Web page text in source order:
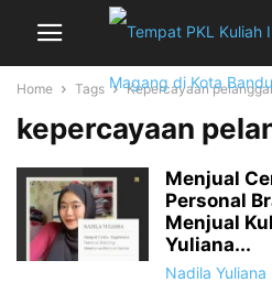
Home Tags Kepercayaan
kepercayaan
Menjual
Personal
Menjual
Yuliana...
Nadila Yuliana